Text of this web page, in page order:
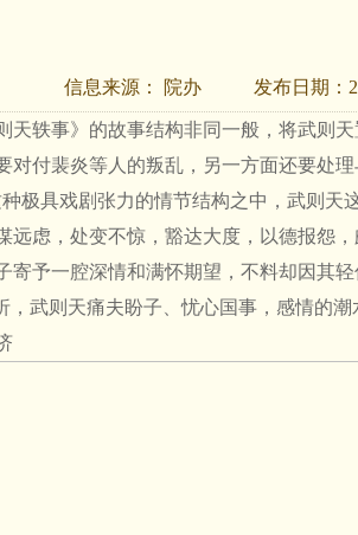
信息来源： 院办 发布日期：
天轶事》的故事结构非同一般，将武则
对付裴炎等人的叛乱，另一方面还要处
极具戏剧张力的情节结构之中，武则天
远虑，处变不惊，豁达大度，以德报怨
寄予一腔深情和满怀期望，不料却因其
，武则天痛夫盼子、忧心国事，感情的